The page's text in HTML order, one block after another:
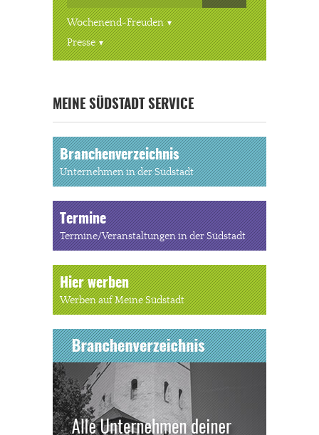
Wochenend-Freuden
Presse
MEINE SÜDSTADT SERVICE
Branchenverzeichnis
Unternehmen in der Südstadt
Termine
Termine/Veranstaltungen in der Südstadt
Hier werben
Werben auf Meine Südstadt